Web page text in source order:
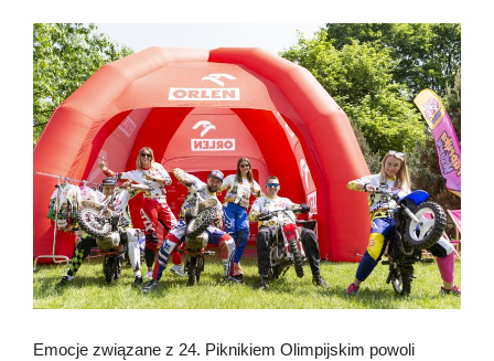
Emocje związane z 24. Piknikiem Olimpijskim powoli